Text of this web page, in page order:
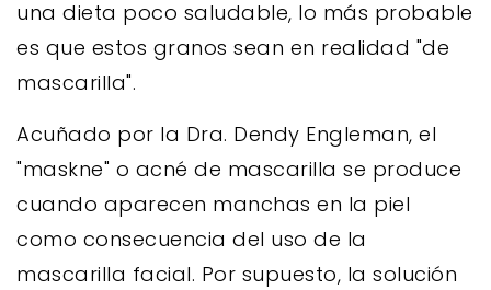
una dieta poco saludable, lo más probable
es que estos granos sean en realidad "de
mascarilla".
Acuñado por la Dra. Dendy Engleman, el
"maskne" o acné de mascarilla se produce
cuando aparecen manchas en la piel
como consecuencia del uso de la
mascarilla facial. Por supuesto, la solución